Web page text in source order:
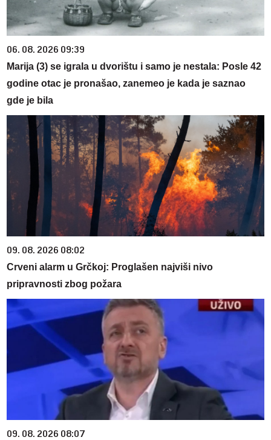
06. 08. 2026 09:39
Marija (3) se igrala u dvorištu i samo je nestala: Posle 42
godine otac je pronašao, zanemeo je kada je saznao
gde je bila
09. 08. 2026 08:02
Crveni alarm u Grčkoj: Proglašen najviši nivo
pripravnosti zbog požara
09. 08. 2026 08:07